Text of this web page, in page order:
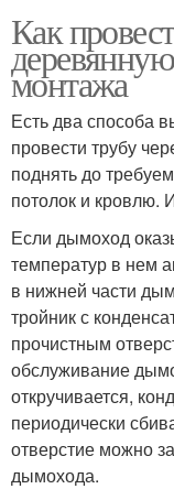
Как
монтажа
Есть два способа
провести трубу
поднять до
потолок и кровлю.
Если дымоход
температур в нем
в нижней части
тройник с
прочистным
обслуживание
откручивается,
периодически
отверстие можно
дымохода.